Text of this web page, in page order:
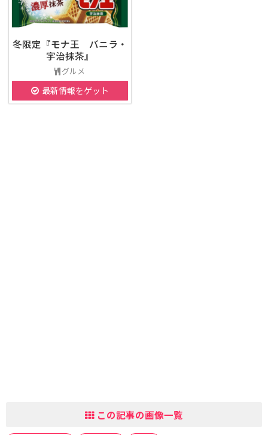
冬限定『モナ王 バニラ・
宇治抹茶』
グルメ
最新情報をゲット
この記事の画像一覧